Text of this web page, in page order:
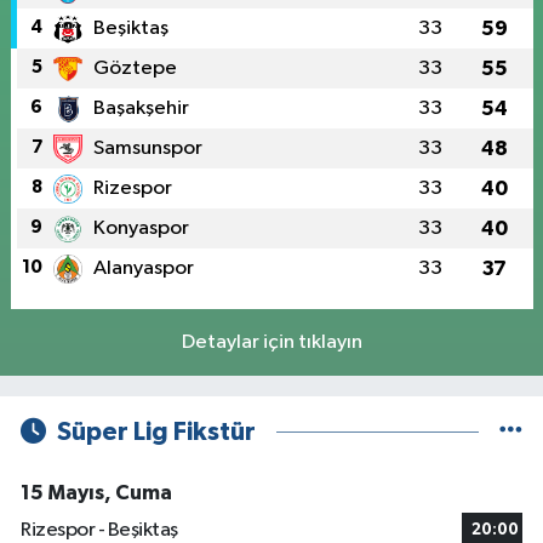
4 Beşiktaş 33 59
5 Göztepe 33 55
6 Başakşehir 33 54
7 Samsunspor 33 48
8 Rizespor 33 40
9 Konyaspor 33 40
10 Alanyaspor 33 37
Detaylar için tıklayın
Süper Lig Fikstür
15 Mayıs, Cuma
Rizespor - Beşiktaş
20:00